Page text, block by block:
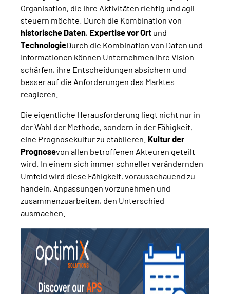
Organisation, die ihre Aktivitäten richtig und agil
steuern möchte. Durch die Kombination von
historische Daten, Expertise vor Ort und
TechnologieDurch die Kombination von Daten und
Informationen können Unternehmen ihre Vision
schärfen, ihre Entscheidungen absichern und
besser auf die Anforderungen des Marktes
reagieren.
Die eigentliche Herausforderung liegt nicht nur in
der Wahl der Methode, sondern in der Fähigkeit,
eine Prognosekultur zu etablieren. Kultur der
Prognosevon allen betroffenen Akteuren geteilt
wird. In einem sich immer schneller verändernden
Umfeld wird diese Fähigkeit, vorausschauend zu
handeln, Anpassungen vorzunehmen und
zusammenzuarbeiten, den Unterschied
ausmachen.